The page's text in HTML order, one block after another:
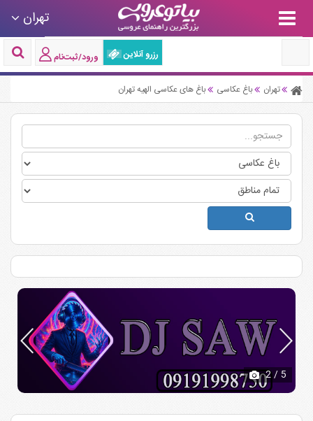
تهران
رزرو آنلاین ورود/ثبت‌نام
تهران باغ عکاسی باغ های عکاسی الهیه تهران
2/ 5